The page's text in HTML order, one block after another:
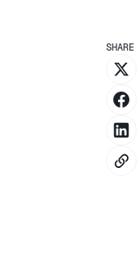
SHARE